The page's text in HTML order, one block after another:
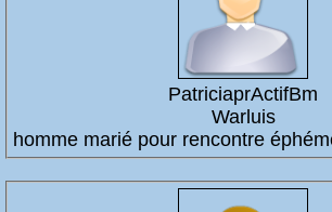
PatriciaprActifBm
Warluis
homme marié pour rencontre